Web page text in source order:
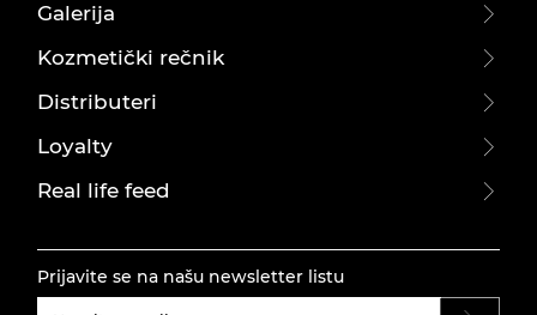
Galerija
Kozmetički rečnik
Distributeri
Loyalty
Real life feed
Prijavite se na našu newsletter listu